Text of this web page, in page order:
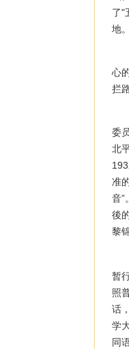
了"
地。
心
拦
委
北
准
音”
後
黎
暂
照
话
学
同